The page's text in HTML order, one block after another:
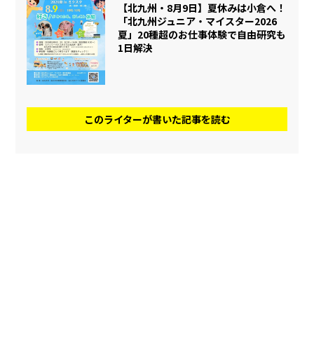
【北九州・8月9日】夏休みは小倉へ！
「北九州ジュニア・マイスター2026
夏」20種超のお仕事体験で自由研究も
1日解決
このライターが書いた記事を読む